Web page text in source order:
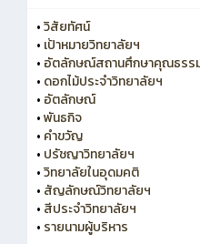
•วิสัยทัศน์
• เป้าหมายวิทยาลัยฯ
• อัตลักษณ์สถานศึกษาคุณธรร
• ดอกไม้ประจำวิทยาลัยฯ
• อัตลักษณ์
•พันธกิจ
• คำขวัญ
• ปรัชญาวิทยาลัยฯ
•วิทยาลัยในอุดมคติ
• สัญลักษณ์วิทยาลัยฯ
• สีประจำวิทยาลัยฯ
• รายนามผู้บริหาร